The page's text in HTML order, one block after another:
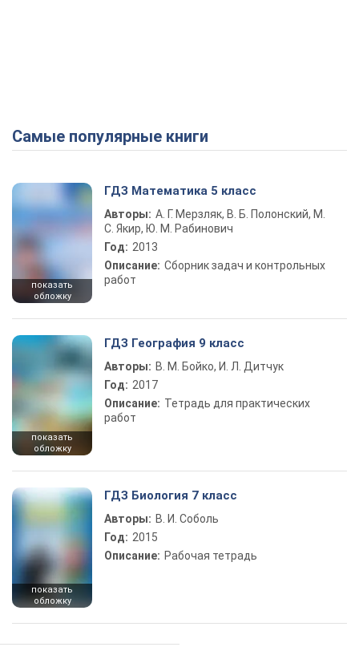
Самые популярные книги
показать
обложку
ГДЗ Математика 5 класс
Авторы: А. Г. Мерзляк, В. Б. Полонский, М.
С. Якир, Ю. М. Рабинович
Год: 2013
Описание: Сборник задач и контрольных
работ
показать
обложку
ГДЗ География 9 класс
Авторы: В. М. Бойко, И. Л. Дитчук
Год: 2017
Описание: Тетрадь для практических
работ
показать
обложку
ГДЗ Биология 7 класс
Авторы: В. И. Соболь
Год: 2015
Описание: Рабочая тетрадь